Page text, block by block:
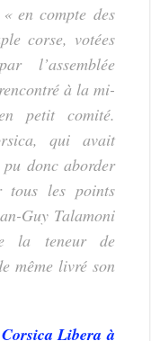
en compte des
corse, votées
l’assemblée
à la mi-
petit comité.
qui avait
donc aborder
tous les points
Guy Talamoni
la teneur de
même livré son
Libera à